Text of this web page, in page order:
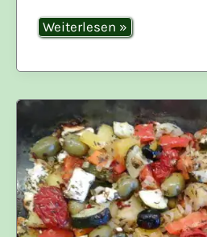
Raclette
Weiterlesen »